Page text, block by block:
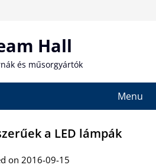
Hall
és műsorgyártók
Menu
a LED lámpák
on 2016-09-15